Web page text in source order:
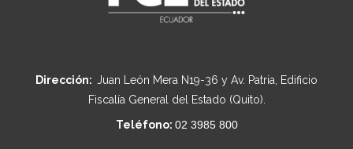
Dirección: Juan León Mera N19-36 y Av. Patria, Edificio
Fiscalía General del Estado (Quito).
Teléfono: 02 3985 800